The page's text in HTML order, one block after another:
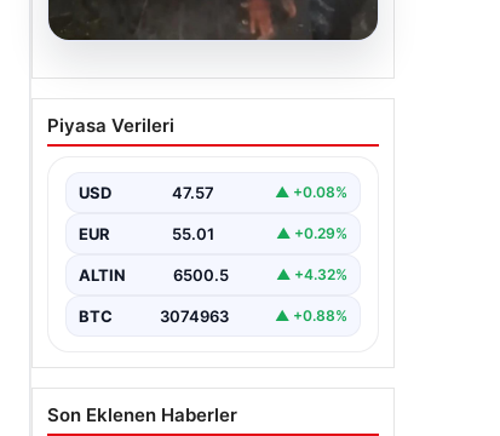
Sahilde yönünü şaşıran
caretta carettayı
ulaştırdı
Piyasa Verileri
USD 47.57 ▲ +0.08%
EUR 55.01 ▲ +0.29%
ALTIN 6500.5 ▲ +4.32%
BTC 3074963 ▲ +0.88%
Son Eklenen Haberler